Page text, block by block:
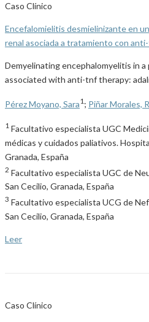
Caso Clínico
Encefalomielitis desmielinizante en
renal asociada a tratamiento con
Demyelinating encephalomyelitis in
associated with anti-tnf therapy:
Pérez Moyano, Sara1 ; Piñar Morales,
1 Facultativo especialista UGC
médicas y cuidados paliativos.
Granada, España
2 Facultativo especialista UGC de
San Cecilio, Granada, España
3 Facultativo especialista UCG de
San Cecilio, Granada, España
Leer
Caso Clínico